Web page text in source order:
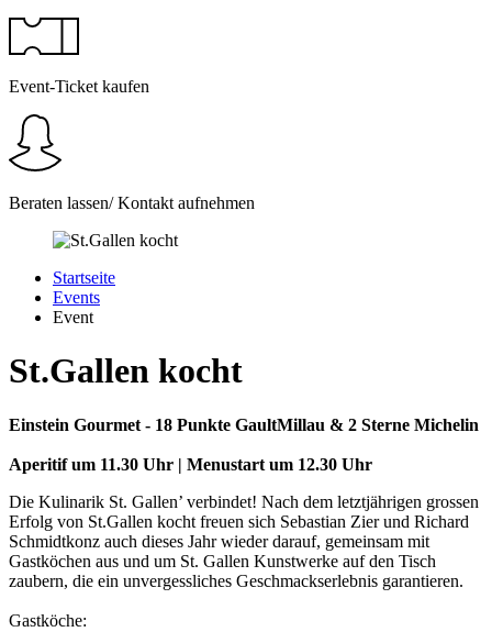
Event-Ticket kaufen
Beraten lassen/ Kontakt aufnehmen
Startseite
Events
Event
St.Gallen kocht
Einstein Gourmet - 18 Punkte GaultMillau & 2 Sterne Michelin
Aperitif um 11.30 Uhr | Menustart um 12.30 Uhr
Die Kulinarik St. Gallen’ verbindet! Nach dem letztjährigen grossen
Erfolg von St.Gallen kocht freuen sich Sebastian Zier und Richard
Schmidtkonz auch dieses Jahr wieder darauf, gemeinsam mit
Gastköchen aus und um St. Gallen Kunstwerke auf den Tisch
zaubern, die ein unvergessliches Geschmackserlebnis garantieren.
Gastköche: